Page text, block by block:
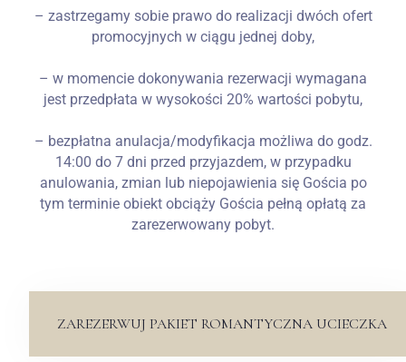
– zastrzegamy sobie prawo do realizacji dwóch ofert
promocyjnych w ciągu jednej doby,
– w momencie dokonywania rezerwacji wymagana
jest przedpłata w wysokości 20% wartości pobytu,
– bezpłatna anulacja/modyfikacja możliwa do godz.
14:00 do 7 dni przed przyjazdem, w przypadku
anulowania, zmian lub niepojawienia się Gościa po
tym terminie obiekt obciąży Gościa pełną opłatą za
zarezerwowany pobyt.
ZAREZERWUJ PAKIET ROMANTYCZNA UCIECZKA